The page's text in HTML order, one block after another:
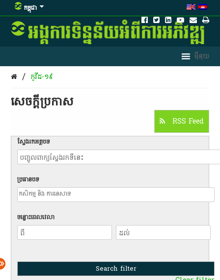
កម្ពុជា
/ កូ​វី​ដ​-១៩
សេចក្តីប្រកាស
RSS Feed
ស្វែងរកអត្ថបទ
ប្រធានបទ
ចន្លោះពេលវេលា